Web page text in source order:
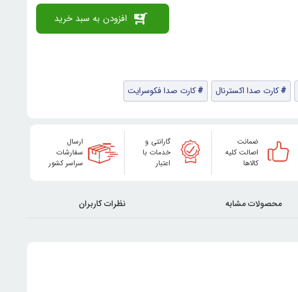
افزودن به سبد خرید
کارت صدا اکسترنال کارت صدا فکوسرایت
ضمانت
اصالت کلیه
کالاها
گارانتی و
خدمات با
اعتبار
ارسال
سفارشات
سراسر کشور
محصولات مشابه نظرات کاربران